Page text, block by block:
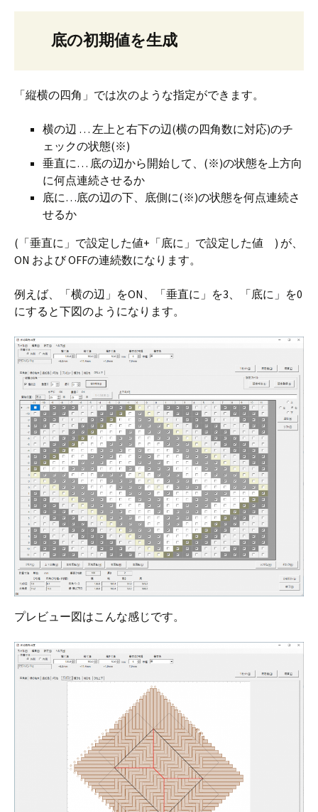
底の初期値を生成
「縦横の四角」では次のような指定ができます。
横の辺 … 左上と右下の辺(横の四角数に対応)のチ
ェックの状態(※)
垂直に… 底の辺から開始して、(※)の状態を上方向
に何点連続させるか
底に…底の辺の下、底側に(※)の状態を何点連続さ
せるか
(「垂直に」で設定した値+「底に」で設定した値 ) が、
ON および OFFの連続数になります。
例えば、「横の辺」をON、「垂直に」を3、「底に」を0
にすると下図のようになります。
プレビュー図はこんな感じです。